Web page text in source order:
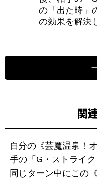
の「出た時」
の効果を解決
関
自分の《芸魔温泉！
手の「G・ストライク
同じターン中にこの